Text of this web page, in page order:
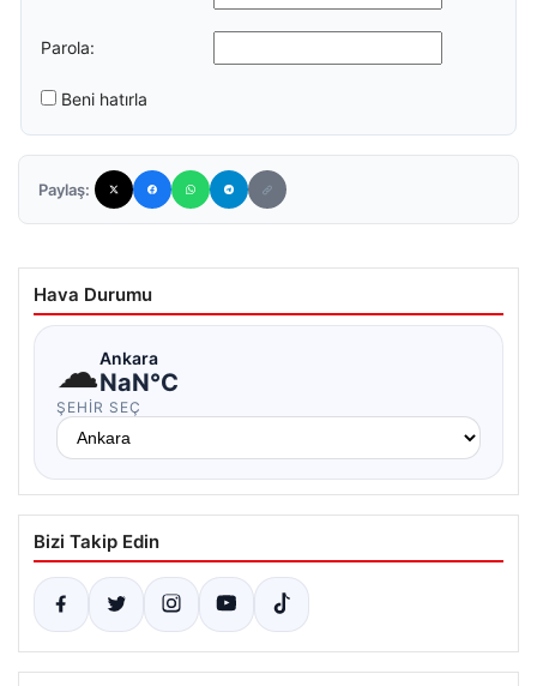
Parola:
Beni hatırla
Paylaş:
Hava Durumu
☁Ankara
NaN°C
ŞEHIR SEÇ
Bizi Takip Edin